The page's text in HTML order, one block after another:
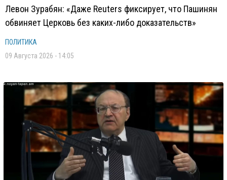
Левон Зурабян: «Даже Reuters фиксирует, что Пашинян
обвиняет Церковь без каких-либо доказательств»
ПОЛИТИКА
09 Августа 2026 - 14:05